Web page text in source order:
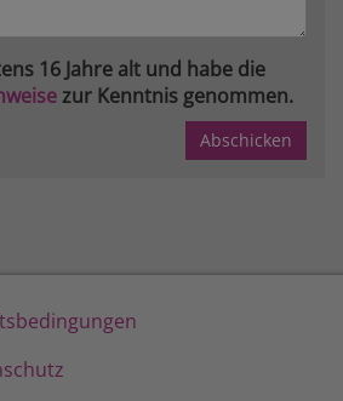
16 Jahre alt und habe die
zur Kenntnis genommen.